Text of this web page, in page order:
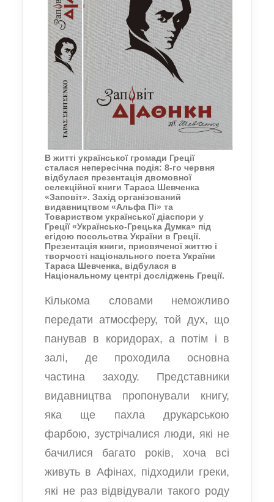
В житті української громади Греції
сталася непересічна подія: 8-го червня
відбулася презентація двомовної
селекційної книги Тараса Шевченка
«Заповіт». Захід організований
видавництвом «Альфа Пі» та
Товариством української діаспори у
Греції «Українсько-Грецька Думка» під
егідою посольства України в Греції.
Презентація книги, присвяченої життю і
творчості національного поета України
Тараса Шевченка, відбулася в
Національному центрі досліджень Греції.
Кількома словами неможливо
передати атмосферу, той дух, що
панував в коридорах, а потім і в
залі, де проходила основна
частина заходу. Представники
видавництва пропонували книгу,
яка ще пахла друкарською
фарбою, зустрічалися люди, які не
бачилися багато років, хоча всі
живуть в Афінах, підходили греки,
які не раз відвідували такого роду